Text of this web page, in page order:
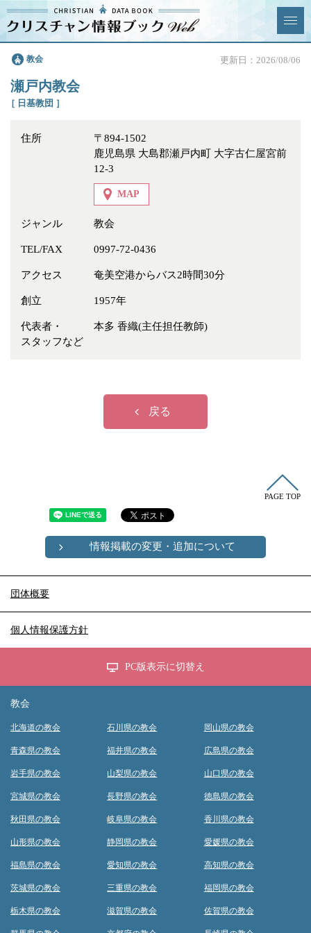
クリスチャン
情報ブックとは
News & Topics
よくあるご質問
ジャンル
教団教派
教会 更新日：2026/08/06
瀬戸内教会
［ 日基教団 ］
住所
〒894-1502
鹿児島県 大島郡瀬戸内町 大字古仁屋宮前
12-3
MAP
ジャンル 教会
TEL/FAX 0997-72-0436
アクセス 奄美空港からバス2時間30分
創立 1957年
代表者・
スタッフなど
本多 香織(主任担任教師)
戻る
PAGE TOP
情報掲載の変更・追加について
団体概要
個人情報保護方針
PC版表示に切替え
教会
北海道の教会
青森県の教会
岩手県の教会
宮城県の教会
秋田県の教会
山形県の教会
福島県の教会
茨城県の教会
栃木県の教会
石川県の教会
福井県の教会
山梨県の教会
長野県の教会
岐阜県の教会
静岡県の教会
愛知県の教会
三重県の教会
滋賀県の教会
岡山県の教会
広島県の教会
山口県の教会
徳島県の教会
香川県の教会
愛媛県の教会
高知県の教会
福岡県の教会
佐賀県の教会